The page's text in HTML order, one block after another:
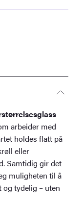
arbeider med
holdes flatt på
eller
Samtidig gir det
muligheten til å
tydelig – uten